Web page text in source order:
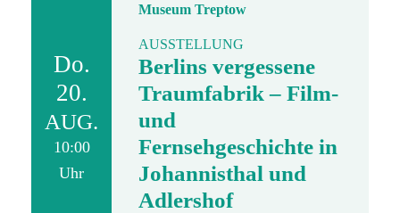
Museum Treptow
Do.
20.
AUG.
10:00
Uhr
AUSSTELLUNG
Berlins vergessene
Traumfabrik – Film-
und
Fernsehgeschichte in
Johannisthal und
Adlershof